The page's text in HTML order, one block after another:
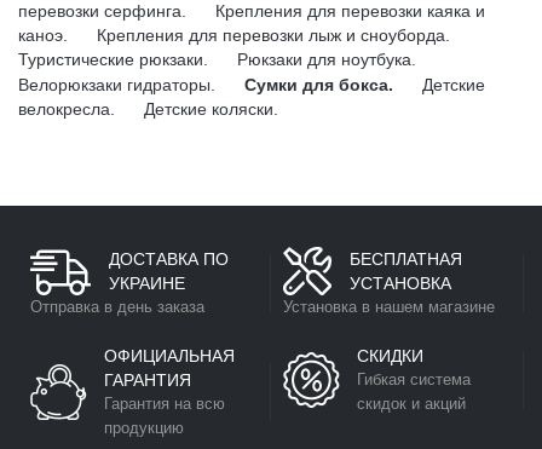
перевозки серфинга.
Крепления для перевозки каяка и
каноэ.
Крепления для перевозки лыж и сноуборда.
Туристические рюкзаки.
Рюкзаки для ноутбука.
Велорюкзаки гидраторы.
Сумки для бокса.
Детские
велокресла.
Детские коляски.
ДОСТАВКА ПО
УКРАИНЕ
Отправка в день заказа
БЕСПЛАТНАЯ
УСТАНОВКА
Установка в нашем магазине
ОФИЦИАЛЬНАЯ
ГАРАНТИЯ
Гарантия на всю
продукцию
СКИДКИ
Гибкая система
скидок и акций